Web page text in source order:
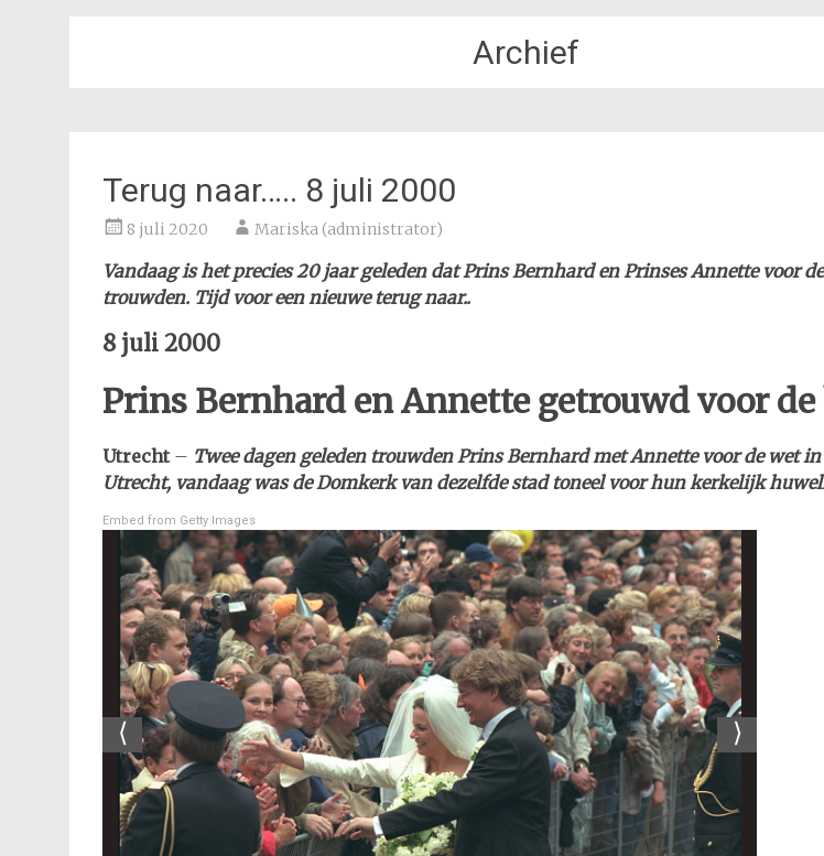
Archief
Terug naar….. 8 juli 2000
8 juli 2020 Mariska (administrator)
Vandaag is het precies 20 jaar geleden dat Prins Bernhard en Prinses Annette voor
trouwden. Tijd voor een nieuwe terug naar..
8 juli 2000
Prins Bernhard en Annette getrouwd voor
Utrecht– Twee dagen geleden trouwden Prins Bernhard met Annette voor de wet
Utrecht, vandaag was de Domkerk van dezelfde stad toneel voor hun kerkelijk
Embed from Getty Images